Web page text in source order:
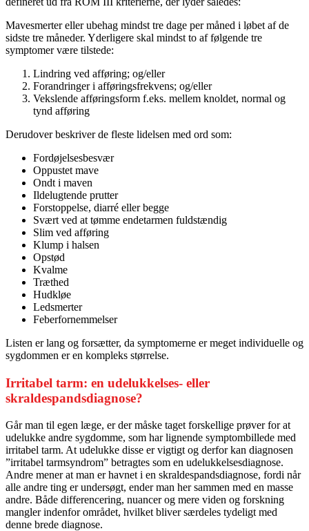
Mavesmerter eller ubehag mindst tre dage per måned i løbet af de
sidste tre måneder. Yderligere skal mindst to af følgende tre
symptomer være tilstede:
Lindring ved afføring; og/eller
Forandringer i afføringsfrekvens; og/eller
Vekslende afføringsform f.eks. mellem knoldet, normal og
tynd afføring
Derudover beskriver de fleste lidelsen med ord som:
Fordøjelsesbesvær
Oppustet mave
Ondt i maven
Ildelugtende prutter
Forstoppelse, diarré eller begge
Svært ved at tømme endetarmen fuldstændig
Slim ved afføring
Klump i halsen
Opstød
Kvalme
Træthed
Hudkløe
Ledsmerter
Feberfornemmelser
Listen er lang og forsætter, da symptomerne er meget individuelle og
sygdommen er en kompleks størrelse.
Irritabel tarm: en udelukkelses- eller
skraldespandsdiagnose?
Går man til egen læge, er der måske taget forskellige prøver for at
udelukke andre sygdomme, som har lignende symptombillede med
irritabel tarm. At udelukke disse er vigtigt og derfor kan diagnosen
”irritabel tarmsyndrom” betragtes som en udelukkelsesdiagnose.
Andre mener at man er havnet i en skraldespandsdiagnose, fordi når
alle andre ting er undersøgt, ender man her sammen med en masse
andre. Både differencering, nuancer og mere viden og forskning
mangler indenfor området, hvilket bliver særdeles tydeligt med
denne brede diagnose.